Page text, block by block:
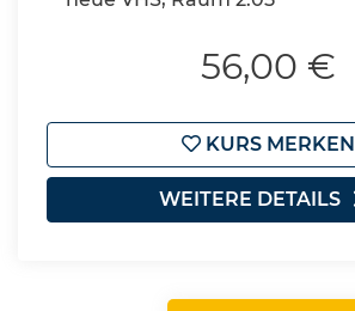
56,00 €
KURS MERKEN
WEITERE DETAILS